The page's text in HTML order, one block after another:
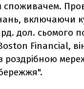
споживачем.
включаючи
дол. сьомого
Financial,